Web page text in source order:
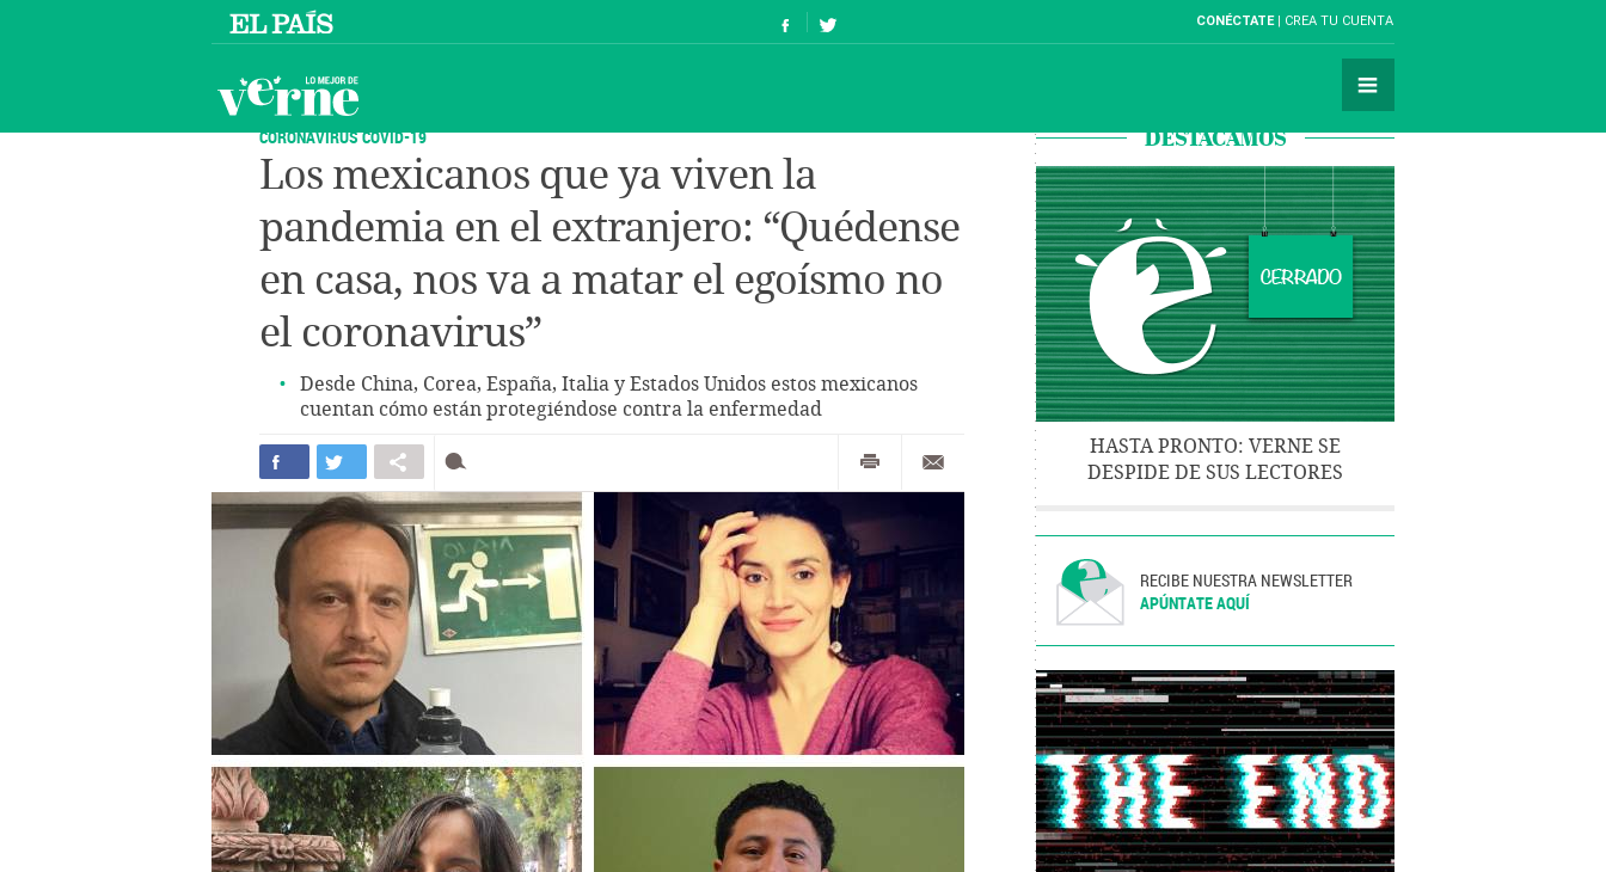
CONÉCTATE CREA TU CUENTA
CORONAVIRUS COVID-19
Los mexicanos que ya viven la
pandemia en el extranjero: “Quédense
en casa, nos va a matar el egoísmo no
el coronavirus”
Desde China, Corea, España, Italia y Estados Unidos estos mexicanos
cuentan cómo están protegiéndose contra la enfermedad
DESTACAMOS
HASTA PRONTO: VERNE SE
DESPIDE DE SUS LECTORES
RECIBE NUESTRA NEWSLETTER
APÚNTATE AQUÍ